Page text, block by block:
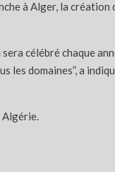
à Alger, la
célébré chaque
domaines”, a
Algérie.